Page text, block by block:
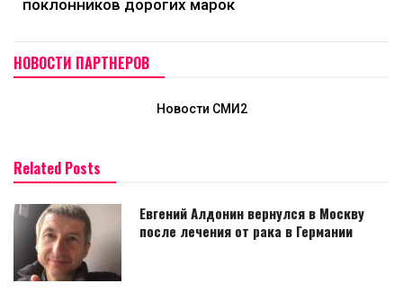
поклонников дорогих марок
НОВОСТИ ПАРТНЕРОВ
Новости СМИ2
Related Posts
Евгений Алдонин вернулся в Москву
после лечения от рака в Германии